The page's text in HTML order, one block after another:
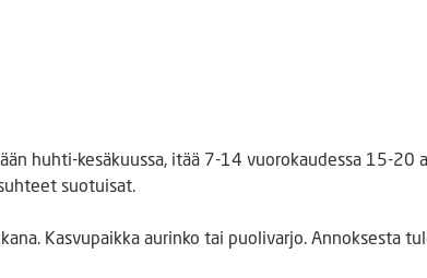
huhti-kesäkuussa, itää 7-14 vuorokaudessa 15-20
suotuisat.
Kasvupaikka aurinko tai puolivarjo. Annoksesta